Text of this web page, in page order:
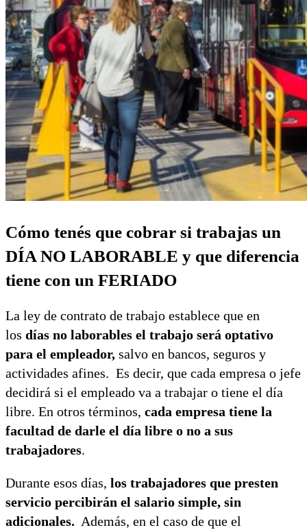
Cómo tenés que cobrar si trabajas un
DÍA NO LABORABLE y que diferencia
tiene con un FERIADO
La ley de contrato de trabajo establece que en
los días no laborables el trabajo será optativo
para el empleador, salvo en bancos, seguros y
actividades afines. Es decir, que cada empresa o jefe
decidirá si el empleado va a trabajar o tiene el día
libre. En otros términos, cada empresa tiene la
facultad de darle el día libre o no a sus
trabajadores.
Durante esos días, los trabajadores que presten
servicio percibirán el salario simple, sin
adicionales. Además, en el caso de que el